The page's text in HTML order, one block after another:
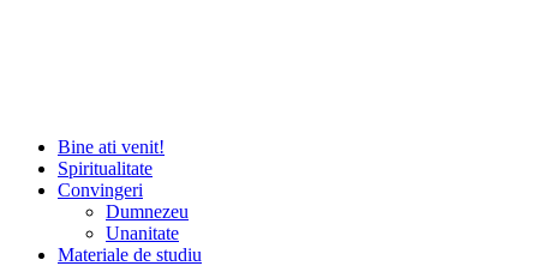
Bine ati venit!
Spiritualitate
Convingeri
Dumnezeu
Unanitate
Materiale de studiu